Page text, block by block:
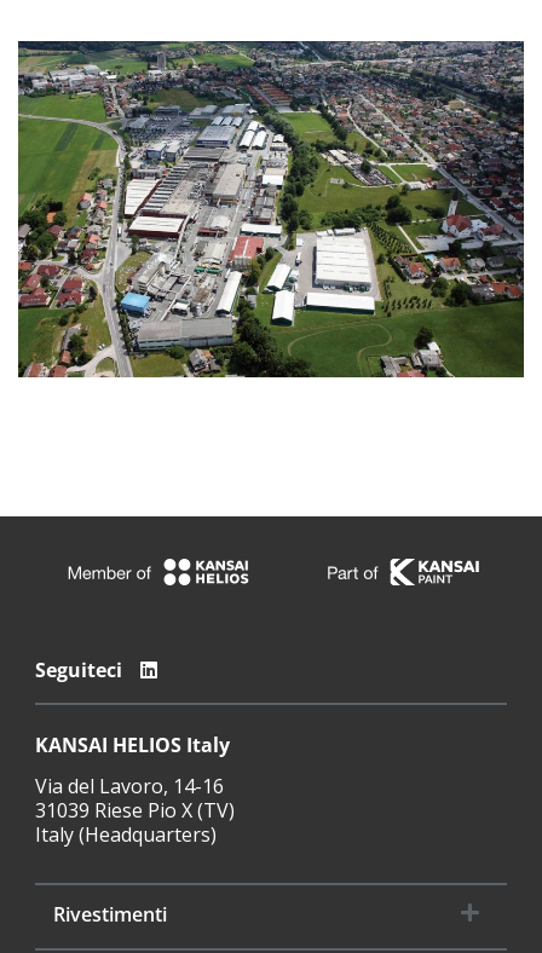
Seguiteci
KANSAI HELIOS Italy
Via del Lavoro, 14-16
31039 Riese Pio X (TV)
Italy (Headquarters)
Rivestimenti